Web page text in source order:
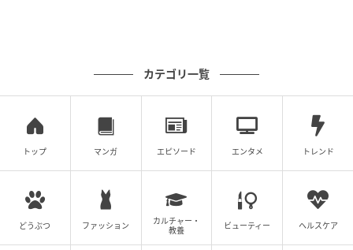
カテゴリ一覧
トップ マンガ エピソード エンタメ トレンド
どうぶつ ファッション
カルチャー・
教養
ビューティー ヘルスケア